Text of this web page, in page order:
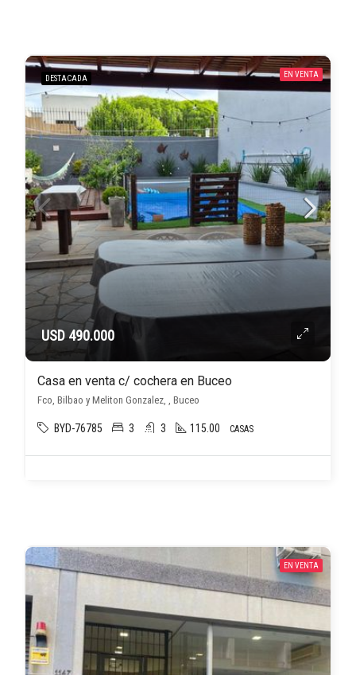
DESTACADA EN VENTA
USD 490.000
Casa en venta c/ cochera en Buceo
Fco, Bilbao y Meliton Gonzalez, , Buceo
BYD-76785 3 3 115.00 CASAS
EN VENTA